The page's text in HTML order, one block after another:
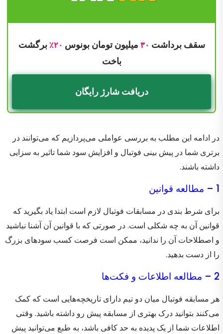
سقف برداشت ۳۰ میلیون تومان بونوس ۲۰٪ برگشت
باخت
دریافت شارژ رایگان
در ادامه این مطلب به بررسی عواملی می‌پردازیم که می‌توانند در
برتری شما در پیش بینی فوتبال و افزایش سود شما تاثیر به سزایی
داشته باشند.
1 – مطالعه قوانین
برای شرط بندی در مسابقات فوتبال لازم است ابتدا یاد بگیرید که
قوانین آن به چه شکلی است. در صورتی که با قوانین آن آشنا نباشید
و اصطلاحات آن را ندانید، ممکن است فرصت کسب سودهای بزرگ
را از دست بدهید.
2 – مطالعه اطلاعات و فکت‌ها
هر مسابقه فوتبال میان دو تیم دارای تاریخچه‌هایی است که کمک
می‌کنند بتوانید درک بهتری از مسابقه پیش رو داشته باشید. وقتی
اطلاعات شما از یک پدیده به حد کافی باشد، به طبع می‌توانید پیش